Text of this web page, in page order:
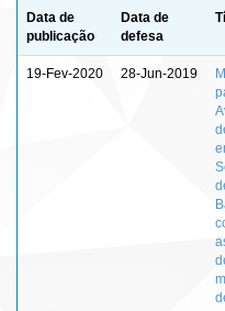
Data de
publicação
Data de
defesa
19-Fev-2020 28-Jun-2019